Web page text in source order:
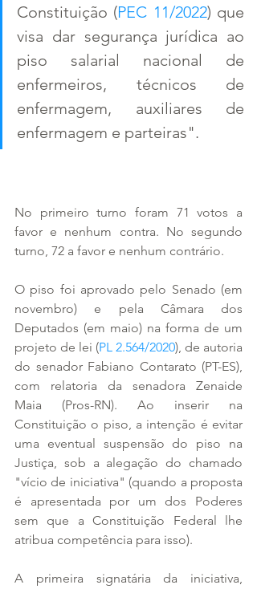
Constituição (PEC 11/2022) que
visa dar segurança jurídica ao
piso salarial nacional de
enfermeiros, técnicos de
enfermagem, auxiliares de
enfermagem e parteiras".
No primeiro turno foram 71 votos a
favor e nenhum contra. No segundo
turno, 72 a favor e nenhum contrário.
O piso foi aprovado pelo Senado (em
novembro) e pela Câmara dos
Deputados (em maio) na forma de um
projeto de lei (PL 2.564/2020), de autoria
do senador Fabiano Contarato (PT-ES),
com relatoria da senadora Zenaide
Maia (Pros-RN). Ao inserir na
Constituição o piso, a intenção é evitar
uma eventual suspensão do piso na
Justiça, sob a alegação do chamado
"vício de iniciativa" (quando a proposta
é apresentada por um dos Poderes
sem que a Constituição Federal lhe
atribua competência para isso).
A primeira signatária da iniciativa,